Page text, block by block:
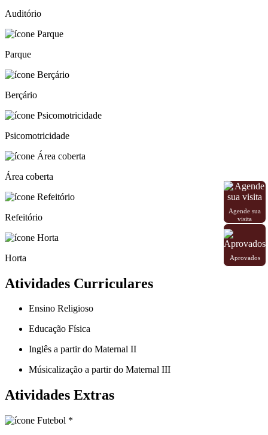
Auditório
Parque
Berçário
Psicomotricidade
Área coberta
Refeitório
Horta
Atividades Curriculares
Ensino Religioso
Educação Física
Inglês a partir do Maternal II
Músicalização a partir do Maternal III
Atividades Extras
Agende sua
visita
Aprovados